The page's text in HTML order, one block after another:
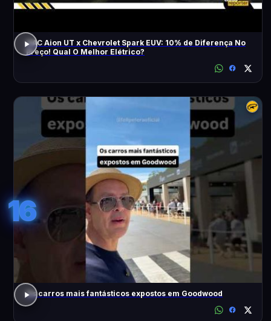
GAC Aion UT x Chevrolet Spark EUV: 10% de Diferença No
Preço! Qual O Melhor Elétrico?
16
Os carros mais fantásticos expostos em Goodwood